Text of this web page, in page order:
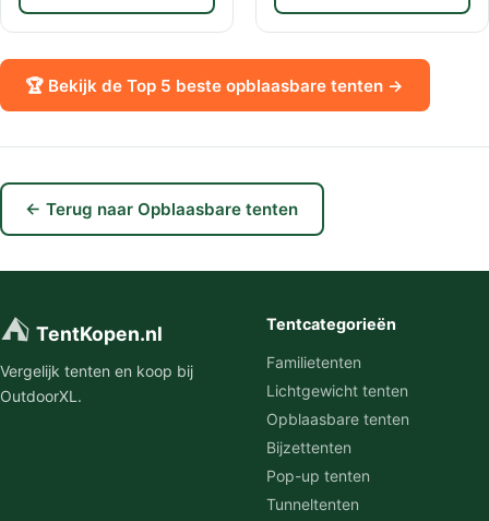
🏆 Bekijk de Top 5 beste opblaasbare tenten →
← Terug naar Opblaasbare tenten
⛺ TentKopen.nl
Vergelijk tenten en koop bij
OutdoorXL.
Tentcategorieën
Familietenten
Lichtgewicht tenten
Opblaasbare tenten
Bijzettenten
Pop-up tenten
Tunneltenten